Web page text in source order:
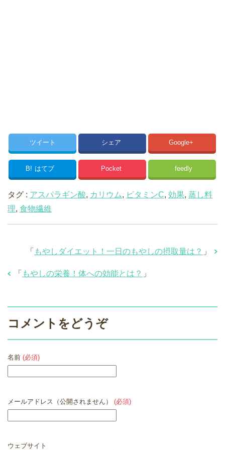
ツイート シェア Google+
B! はてブ Pocket feedly
タグ : アスパラギン酸, カリウム, ビタミンC, 効果, 蒸し料
理, 食物繊維
「 もやしダイエット！一日のもやしの摂取量は？ 」
「 もやしの栄養！体への効能とは？ 」
コメントをどうぞ
名前 (必須)
メールアドレス（公開されません） (必須)
ウェブサイト